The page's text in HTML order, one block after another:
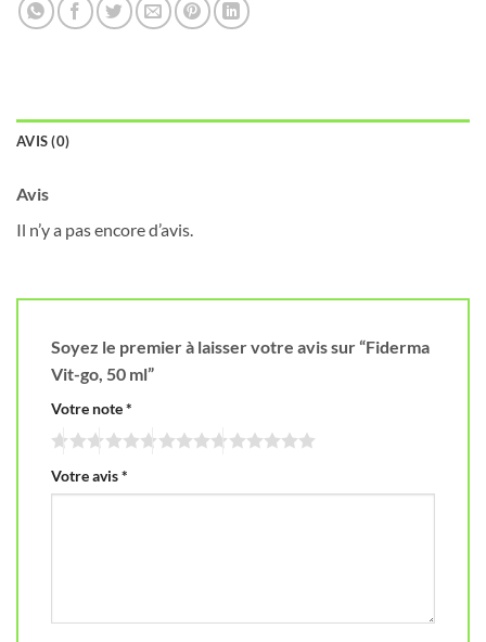
AVIS (0)
Avis
Il n’y a pas encore d’avis.
Soyez le premier à laisser votre avis sur “Fiderma
Vit-go, 50 ml”
Votre note*
Votre avis*